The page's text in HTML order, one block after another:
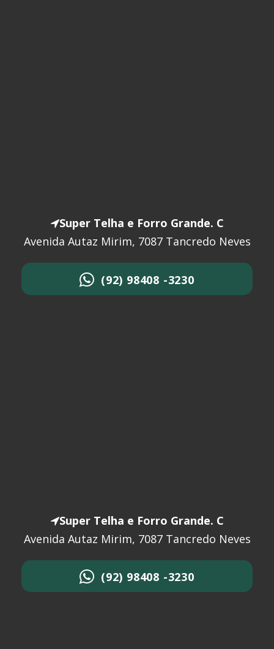
Super Telha e Forro Grande. C
Avenida Autaz Mirim, 7087 Tancredo Neves
(92) 98408 -3230
Super Telha e Forro Grande. C
Avenida Autaz Mirim, 7087 Tancredo Neves
(92) 98408 -3230